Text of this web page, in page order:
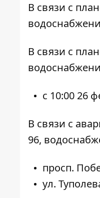
В связи с
В связи с
с 10:00 26
В связи с
96,
просп.
ул.